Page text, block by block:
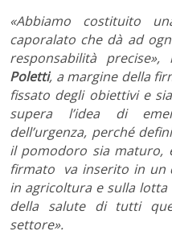
«Abbiamo costituito
caporalato che dà ad
responsabilità
Poletti, a margine della
fissato degli obiettivi e
supera l’idea di
dell’urgenza, perché
il pomodoro sia maturo,
firmato va inserito in un
in agricoltura e sulla
della salute di tutti
settore».